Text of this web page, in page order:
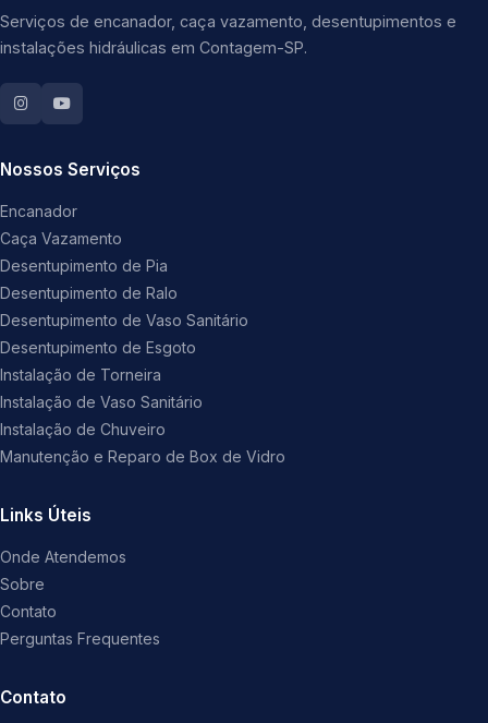
Serviços de encanador, caça vazamento, desentupimentos e
instalações hidráulicas em Contagem-SP.
Nossos Serviços
Encanador
Caça Vazamento
Desentupimento de Pia
Desentupimento de Ralo
Desentupimento de Vaso Sanitário
Desentupimento de Esgoto
Instalação de Torneira
Instalação de Vaso Sanitário
Instalação de Chuveiro
Manutenção e Reparo de Box de Vidro
Links Úteis
Onde Atendemos
Sobre
Contato
Perguntas Frequentes
Contato